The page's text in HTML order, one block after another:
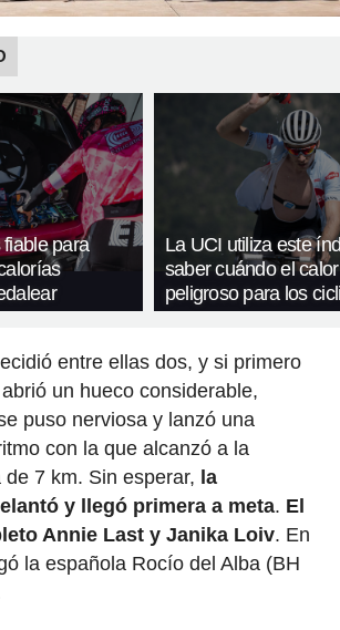
para
La UCI utiliza este
saber cuándo el
peligroso para los
entre ellas dos, y si primero
un hueco considerable,
puso nerviosa y lanzó una
con la que alcanzó a la
de 7 km. Sin esperar, la
y llegó primera a meta. El
Annie Last y Janika Loiv. En
la española Rocío del Alba (BH